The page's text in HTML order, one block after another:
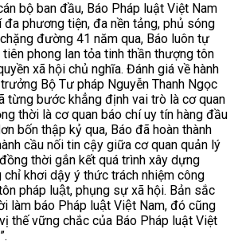
bộ ban đầu, Báo Pháp luật Việt Nam
phương tiện, đa nền tảng, phủ sóng
đường 41 năm qua, Báo luôn tự
phong lan tỏa tinh thần thượng tôn
xã hội chủ nghĩa. Đánh giá về hành
Bộ Tư pháp Nguyễn Thanh Ngọc
từng bước khẳng định vai trò là cơ quan
thời là cơ quan báo chí uy tín hàng đầu
bốn thập kỷ qua, Báo đã hoàn thành
cầu nối tin cậy giữa cơ quan quản lý
thời gắn kết quá trình xây dựng
khơi dậy ý thức trách nhiệm công
pháp luật, phụng sự xã hội. Bản sắc
làm báo Pháp luật Việt Nam, đó cũng
thế vững chắc của Báo Pháp luật Việt